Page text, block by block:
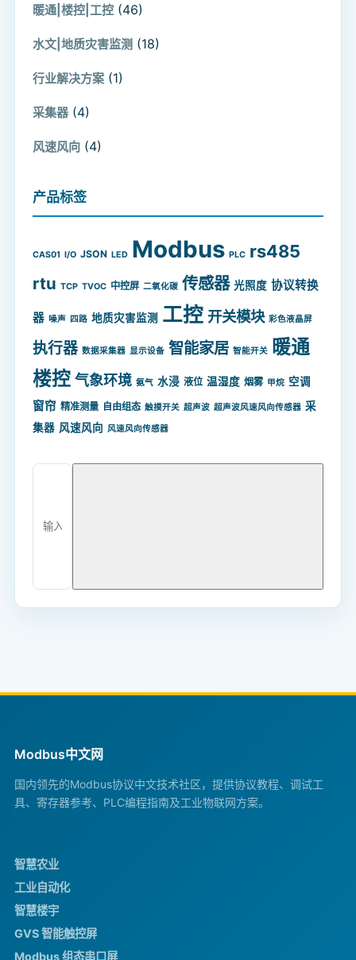
暖通|楼控|工控 (46)
水文|地质灾害监测 (18)
行业解决方案 (1)
采集器 (4)
风速风向 (4)
产品标签
CAS01 I/O JSON LED Modbus PLC rs485
rtu TCP TVOC 中控屏 二氧化碳 传感器 光照度 协议转换
器 噪声 四路 地质灾害监测 工控 开关模块 彩色液晶屏
执行器 数据采集器 显示设备 智能家居 智能开关 暖通
楼控 气象环境 氨气 水浸 液位 温湿度 烟雾 甲烷 空调
窗帘 精准测量 自由组态 触摸开关 超声波 超声波风速风向传感器 采
集器 风速风向 风速风向传感器
Modbus中文网
国内领先的Modbus协议中文技术社区，提供协议教程、调试工
具、寄存器参考、PLC编程指南及工业物联网方案。
智慧农业
工业自动化
智慧楼宇
GVS 智能触控屏
Modbus 组态串口屏